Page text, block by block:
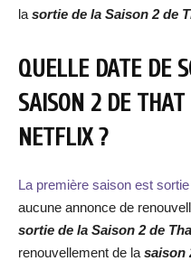
la sortie de la Saison 2 de
QUELLE DATE DE
SAISON 2 DE THAT
NETFLIX ?
La première saison est
aucune annonce de
sortie de la Saison 2 de
renouvellement de la saison